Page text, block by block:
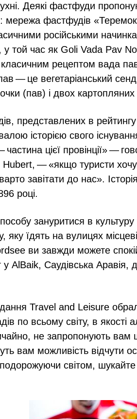
Деякі фастфуди
мережа фастфудів
російськими
у той час як Goli Vada Pav
класичним рецептом вада
— це вегетаріанський
(пав) і двох
представлених в
історією свого
цієї провінції» —
Hubert, — «якщо туристи
завітати до нас».
році.
зануритися в культуру
яку їдять на вулицях
ви завжди можете
у AlBaik, Саудівська Аравія,
Travel and Leisure
по всьому світу, в
не запропонують вам
вам можливість відчути
світом,